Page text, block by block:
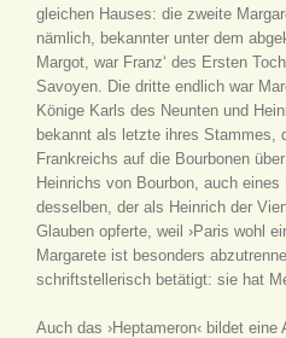
gleichen Hauses: die zweite
nämlich, bekannter unter dem
Margot, war Franz‘ des Ersten
Savoyen. Die dritte endlich war
Könige Karls des Neunten und
bekannt als letzte ihres Stammes,
Frankreichs auf die Bourbonen
Heinrichs von Bourbon, auch
desselben, der als Heinrich der
Glauben opferte, weil ›Paris wohl
Margarete ist besonders
schriftstellerisch betätigt: sie hat
Auch das ›Heptameron‹ bildet